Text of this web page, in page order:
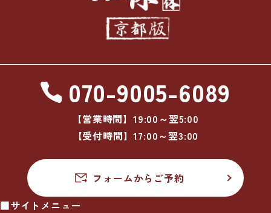
070-9005-6089
【営業時間】19:00～翌5:00
【受付時間】17:00～翌3:00
フォームからご予約
■サイトメニュー